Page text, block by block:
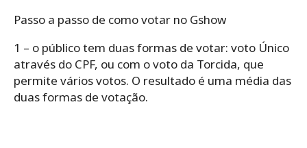
Passo a passo de como votar no Gshow
1 – o público tem duas formas de votar: voto Único
através do CPF, ou com o voto da Torcida, que
permite vários votos. O resultado é uma média das
duas formas de votação.